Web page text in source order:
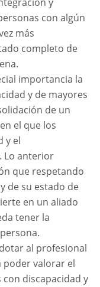
con algún
más
completo de
importancia la
y de mayores
de un
el que los
y el
Lo anterior
que respetando
de su estado de
en un aliado
tener la
al profesional
poder valorar el
discapacidad y